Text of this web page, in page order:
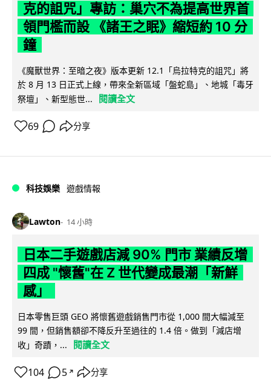
克的詛咒」專訪：巢穴不為提高世界首
領門檻而設 《諸王之眠》縮短約 10 分
鐘
《魔獸世界：至暗之夜》版本更新 12.1「烏拉特克的詛咒」將
於 8 月 13 日正式上線，帶來全新區域「盤蛇島」、地城「毒牙
祭壇」、新型態世...
閱讀全文
69 分享
科技娛樂 遊戲情報
Lawton 14 小時
日本二手遊戲店減 90% 門市 業績反增
四成 "懷舊"在 Z 世代變成最潮「新鮮
感」
日本零售巨頭 GEO 將懷舊遊戲銷售門市從 1,000 間大幅減至
99 間，但銷售額卻不降反升至過往的 1.4 倍。做到「減店增
收」奇蹟，...
閱讀全文
104 5 ↗ 分享